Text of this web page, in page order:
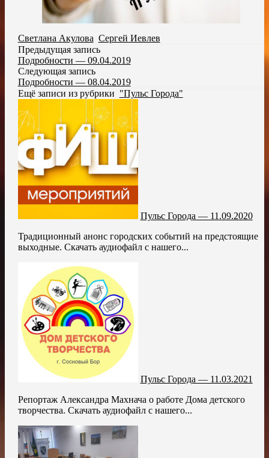
Светлана Акулова Сергей Иевлев
Предыдущая запись
Подробности — 09.04.2019
Следующая запись
Подробности — 08.04.2019
Ещё записи из рубрики "Пульс Города"
Пульс Города — 11.09.2020
Традиционный анонс городских событий на предстоящие
выходные. Скачать аудиофайл с нашего...
Пульс Города — 11.03.2021
Репортаж Александра Махнача о работе Дома детского
творчества. Скачать аудиофайл с нашего...